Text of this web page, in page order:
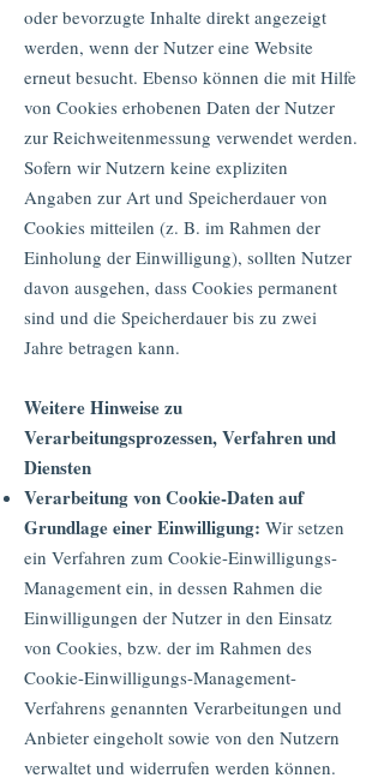
oder bevorzugte Inhalte direkt angezeigt
werden, wenn der Nutzer eine Website
erneut besucht. Ebenso können die mit Hilfe
von Cookies erhobenen Daten der Nutzer
zur Reichweitenmessung verwendet werden.
Sofern wir Nutzern keine expliziten
Angaben zur Art und Speicherdauer von
Cookies mitteilen (z. B. im Rahmen der
Einholung der Einwilligung), sollten Nutzer
davon ausgehen, dass Cookies permanent
sind und die Speicherdauer bis zu zwei
Jahre betragen kann.
Weitere Hinweise zu
Verarbeitungsprozessen, Verfahren und
Diensten
Verarbeitung von Cookie-Daten auf
Grundlage einer Einwilligung: Wir setzen
ein Verfahren zum Cookie-Einwilligungs-
Management ein, in dessen Rahmen die
Einwilligungen der Nutzer in den Einsatz
von Cookies, bzw. der im Rahmen des
Cookie-Einwilligungs-Management-
Verfahrens genannten Verarbeitungen und
Anbieter eingeholt sowie von den Nutzern
verwaltet und widerrufen werden können.